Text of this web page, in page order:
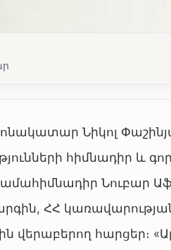
Նիկոլ Փաշինյանը
հիմնադիր
Նուբար
ՀՀ
վերաբերող հարցեր։